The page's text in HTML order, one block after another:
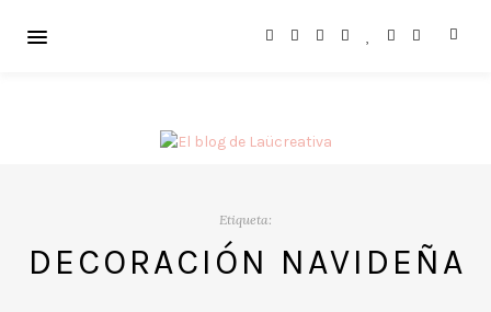
Etiqueta:
DECORACIÓN NAVIDEÑA